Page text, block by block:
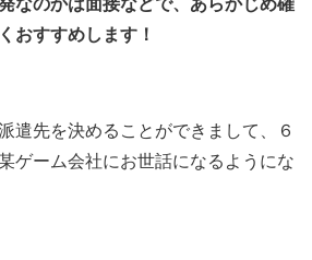
おすすめします！
遣先を決めることができまして、６
ゲーム会社にお世話になるようにな